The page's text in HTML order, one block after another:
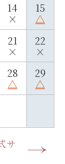
14
×
15
△
21
×
22
×
28
△
29
△
サ